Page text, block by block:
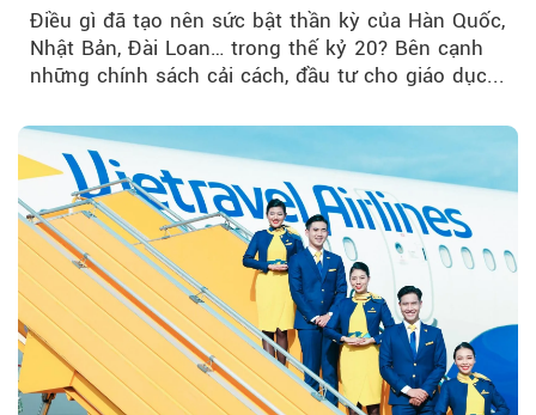
Điều gì đã tạo nên sức bật thần kỳ của Hàn Quốc,
Nhật Bản, Đài Loan… trong thế kỷ 20? Bên cạnh
những chính sách cải cách, đầu tư cho giáo dục...